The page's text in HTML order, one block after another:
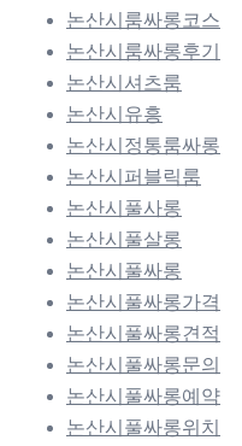
논산시룸싸롱코스
논산시룸싸롱후기
논산시셔츠룸
논산시유흥
논산시정통룸싸롱
논산시퍼블릭룸
논산시풀사롱
논산시풀살롱
논산시풀싸롱
논산시풀싸롱가격
논산시풀싸롱견적
논산시풀싸롱문의
논산시풀싸롱예약
논산시풀싸롱위치